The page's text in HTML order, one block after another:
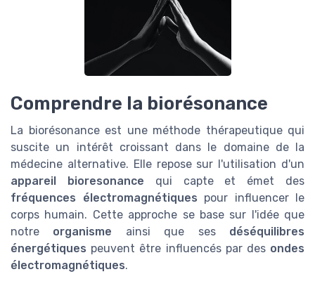
Comprendre la biorésonance
La biorésonance est une méthode thérapeutique qui
suscite un intérêt croissant dans le domaine de la
médecine alternative. Elle repose sur l'utilisation d'un
appareil bioresonance qui capte et émet des
fréquences électromagnétiques pour influencer le
corps humain. Cette approche se base sur l'idée que
notre organisme ainsi que ses déséquilibres
énergétiques peuvent être influencés par des ondes
électromagnétiques.